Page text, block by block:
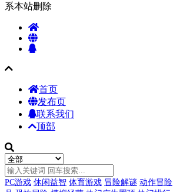
系本站删除
首页
发布页
联系我们
顶部
PC游戏 休闲益智 体育游戏 冒险解谜 动作冒险